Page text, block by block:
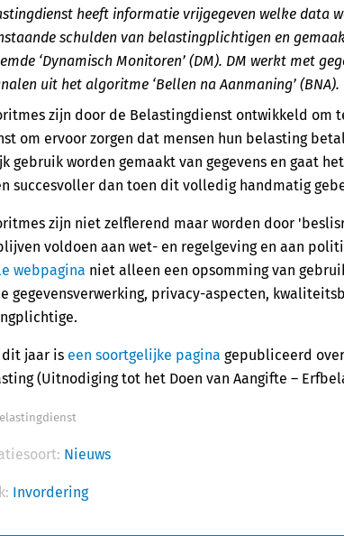
heeft informatie vrijgegeven welke data
schulden van belastingplichtigen en
‘Dynamisch Monitoren’ (DM). DM werkt met
uit het algoritme ‘Bellen na Aanmaning’ (BNA).
zijn door de Belastingdienst ontwikkeld om
om ervoor zorgen dat mensen hun belasting
gebruik worden gemaakt van gegevens en gaat
succesvoller dan toen dit volledig handmatig
zijn niet zelflerend maar worden door
voldoen aan wet- en regelgeving en aan
webpagina niet alleen een opsomming van
gegevensverwerking, privacy-aspecten,
dit jaar is een soortgelijke pagina gepubliceerd
(Uitnodiging tot het Doen van Aangifte –
Nieuws
Invordering